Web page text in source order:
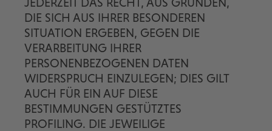
DIE SICH AUS IHRER BESONDEREN
SITUATION ERGEBEN, GEGEN DIE
VERARBEITUNG IHRER
PERSONENBEZOGENEN DATEN
WIDERSPRUCH EINZULEGEN; DIES GILT
AUCH FÜR EIN AUF DIESE
BESTIMMUNGEN GESTÜTZTES
PROFILING. DIE JEWEILIGE